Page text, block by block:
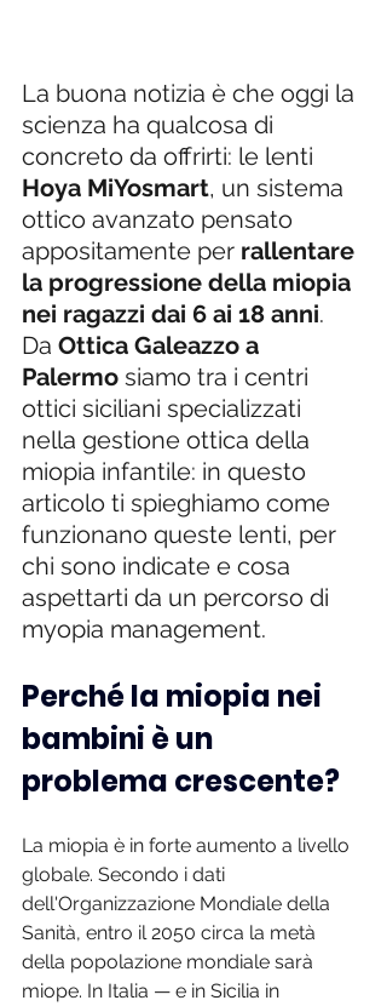
La buona notizia è che oggi la
scienza ha qualcosa di
concreto da offrirti: le lenti
Hoya MiYosmart, un sistema
ottico avanzato pensato
appositamente per rallentare
la progressione della miopia
nei ragazzi dai 6 ai 18 anni.
Da Ottica Galeazzo a
Palermo siamo tra i centri
ottici siciliani specializzati
nella gestione ottica della
miopia infantile: in questo
articolo ti spieghiamo come
funzionano queste lenti, per
chi sono indicate e cosa
aspettarti da un percorso di
myopia management.
Perché la miopia nei
bambini è un
problema crescente?
La miopia è in forte aumento a livello
globale. Secondo i dati
dell'Organizzazione Mondiale della
Sanità, entro il 2050 circa la metà
della popolazione mondiale sarà
miope. In Italia — e in Sicilia in